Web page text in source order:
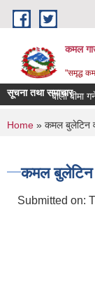
Skip to main content
कमल
"समृद्ध
सूचना तथा समाचार
बाली बीमा
You are
Home » कमल बुलेटिन
कमल
Submitted on: